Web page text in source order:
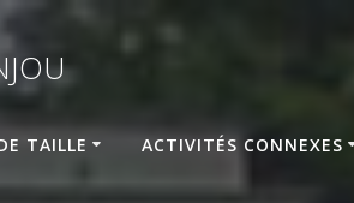
TAILLE ACTIVITÉS CONNEXES